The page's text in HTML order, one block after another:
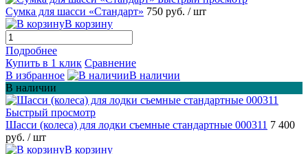
Сумка для шасси «Стандарт» 750 руб. / шт
В корзину
Подробнее
Купить в 1 клик Сравнение
В избранное
В наличии
В наличии
Быстрый просмотр
Шасси (колеса) для лодки съемные стандартные 000311 7 400
руб. / шт
В корзину